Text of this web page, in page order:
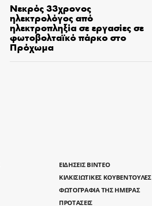
Νεκρός 33χρονος
ηλεκτρολόγος από
ηλεκτροπληξία σε εργασίες σε
φωτοβολταϊκό πάρκο στο
Πρόχωμα
ΕΙΔΗΣΕΙΣ ΒΙΝΤΕΟ
ΚΙΛΚΙΣΙΩΤΙΚΕΣ ΚΟΥΒΕΝΤΟΥΛΕΣ
ΦΩΤΟΓΡΑΦΙΑ ΤΗΣ ΗΜΕΡΑΣ
ΠΡΟΤΑΣΕΙΣ